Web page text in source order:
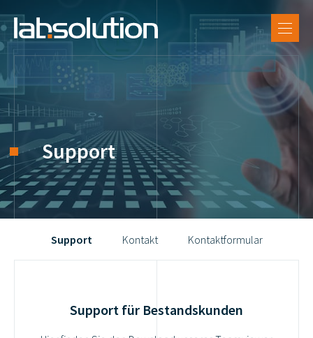
LX Software
Referenzen
Labsolution
Karriere
SUPPORT
FR
EN
Support
Support Kontakt Kontaktformular
Support für Bestandskunden